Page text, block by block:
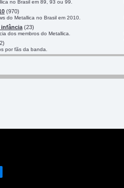
no Brasil em 89, 93 ou 99.
(970)
do Metallica no Brasil em 2010.
(23)
dos membros do Metallica.
por fãs da banda.